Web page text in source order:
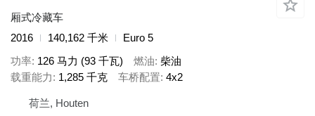
厢式冷藏车
2016
140,162 千米
Euro 5
功率 126 马力 (93 千瓦) 燃油 柴油
载重能力
1,285 千克 车桥配置 4x2
荷兰, Houten